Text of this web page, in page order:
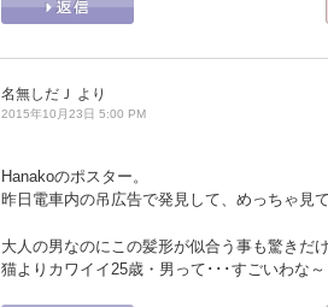
名無しだＪ より
2015年10月23日 5:00 PM
Hanakoのポスター。
昨日電車内の吊広告で発見して、めっちゃ見て
大人の男なのにこの髪形が似合う事も驚きだけ
猫よりカワイイ25歳・男って･･･すごいわな～